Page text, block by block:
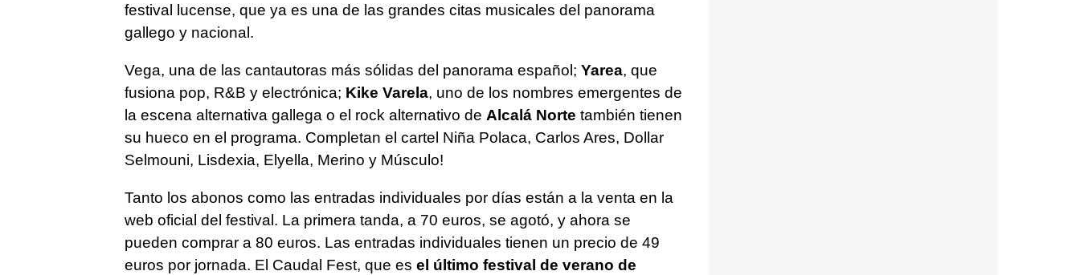
festival lucense, que ya es una de las grandes citas musicales del panorama
gallego y nacional.
Vega, una de las cantautoras más sólidas del panorama español; Yarea, que
fusiona pop, R&B y electrónica; Kike Varela, uno de los nombres emergentes de
la escena alternativa gallega o el rock alternativo de Alcalá Norte también tienen
su hueco en el programa. Completan el cartel Niña Polaca, Carlos Ares, Dollar
Selmouni, Lisdexia, Elyella, Merino y Músculo!
Tanto los abonos como las entradas individuales por días están a la venta en la
web oficial del festival. La primera tanda, a 70 euros, se agotó, y ahora se
pueden comprar a 80 euros. Las entradas individuales tienen un precio de 49
euros por jornada. El Caudal Fest, que es el último festival de verano de